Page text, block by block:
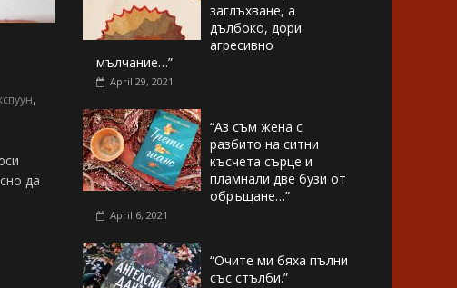
,
да
заглъхване, а
дълбоко, дори
агресивно
мълчание…”
April 29, 2021
“Аз съм жена с
разбито на ситни
късчета сърце и
пламнали две бузи от
обръщане…”
April 6, 2021
“Очите ми бяха пълни
със стълби.”